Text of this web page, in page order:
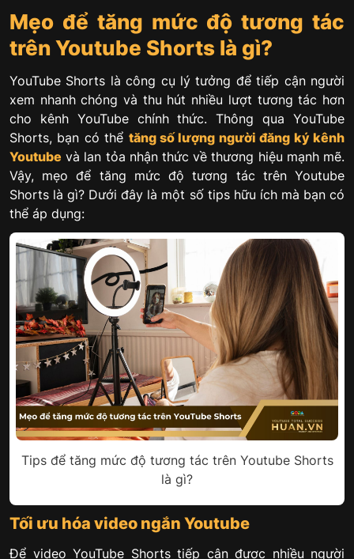
Mẹo để tăng mức độ tương tác
trên Youtube Shorts là gì?
YouTube Shorts là công cụ lý tưởng để tiếp cận người
xem nhanh chóng và thu hút nhiều lượt tương tác hơn
cho kênh YouTube chính thức. Thông qua YouTube
Shorts, bạn có thể tăng số lượng người đăng ký kênh
Youtube và lan tỏa nhận thức về thương hiệu mạnh mẽ.
Vậy, mẹo để tăng mức độ tương tác trên Youtube
Shorts là gì? Dưới đây là một số tips hữu ích mà bạn có
thể áp dụng:
Tips để tăng mức độ tương tác trên Youtube Shorts
là gì?
Tối ưu hóa video ngắn Youtube
Để video YouTube Shorts tiếp cận được nhiều người